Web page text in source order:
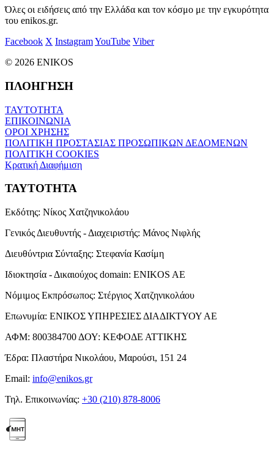
Όλες οι ειδήσεις από την Ελλάδα και τον κόσμο με την εγκυρότητα
του enikos.gr.
Facebook X InstagramYouTube Viber
© 2026 ENIKOS
ΠΛΟΗΓΗΣΗ
ΤΑΥΤΟΤΗΤΑ
ΕΠΙΚΟΙΝΩΝΙΑ
ΟΡΟΙ ΧΡΗΣΗΣ
ΠΟΛΙΤΙΚΗ ΠΡΟΣΤΑΣΙΑΣ ΠΡΟΣΩΠΙΚΩΝ ΔΕΔΟΜΕΝΩΝ
ΠΟΛΙΤΙΚΗ COOKIES
Κρατική Διαφήμιση
ΤΑΥΤΟΤΗΤΑ
Εκδότης: Νίκος Χατζηνικολάου
Γενικός Διευθυντής - Διαχειριστής: Μάνος Νιφλής
Διευθύντρια Σύνταξης: Στεφανία Κασίμη
Ιδιοκτησία - Δικαιούχος domain: ENIKOS AE
Νόμιμος Εκπρόσωπος: Στέργιος Χατζηνικολάου
Επωνυμία: ΕΝΙΚΟΣ ΥΠΗΡΕΣΙΕΣ ΔΙΑΔΙΚΤΥΟΥ ΑΕ
ΑΦΜ: 800384700 ΔΟΥ: ΚΕΦΟΔΕ ΑΤΤΙΚΗΣ
Έδρα: Πλαστήρα Νικολάου, Μαρούσι, 151 24
Email: info@enikos.gr
Τηλ. Επικοινωνίας: +30 (210) 878-8006